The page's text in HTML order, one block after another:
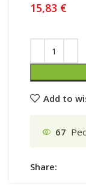
15,83 €
Add to
67
Share: